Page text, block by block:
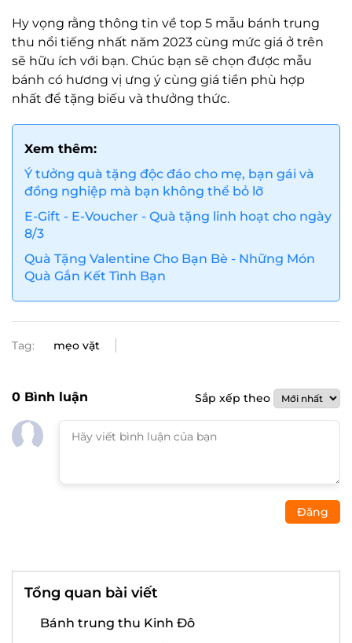
Hy vọng rằng thông tin về top 5 mẫu bánh trung
thu nổi tiếng nhất năm 2023 cùng mức giá ở trên
sẽ hữu ích với bạn. Chúc bạn sẽ chọn được mẫu
bánh có hương vị ưng ý cùng giá tiền phù hợp
nhất để tặng biếu và thưởng thức.
Xem thêm:
Ý tưởng quà tặng độc đáo cho mẹ, bạn gái và
đồng nghiệp mà bạn không thể bỏ lỡ
E-Gift - E-Voucher - Quà tặng linh hoạt cho ngày
8/3
Quà Tặng Valentine Cho Bạn Bè - Những Món
Quà Gắn Kết Tình Bạn
Tag: mẹo vặt
0 Bình luận Sắp xếp theo
Đăng
Tổng quan bài viết
Bánh trung thu Kinh Đô